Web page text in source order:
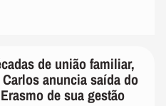
de união familiar,
anuncia saída do
de sua gestão